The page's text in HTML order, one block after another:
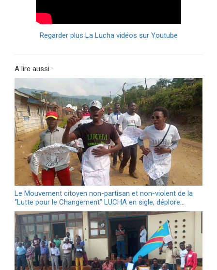
Regarder plus La Lucha vidéos sur Youtube
A lire aussi :
Le Mouvement citoyen non-partisan et non-violent de la
‘’Lutte pour le Changement’’ LUCHA en sigle, déplore…